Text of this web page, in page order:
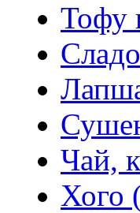
Тофу
Чай,
Хого